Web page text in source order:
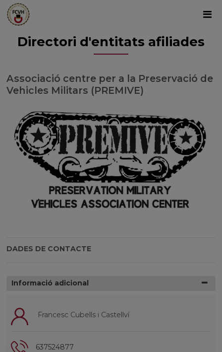
Directori d'entitats afiliades
Associació centre per a la Preservació de
Vehicles Militars (PREMIVE)
DADES DE CONTACTE
Informació adicional
Francesc Cubells i Castellví
637524877